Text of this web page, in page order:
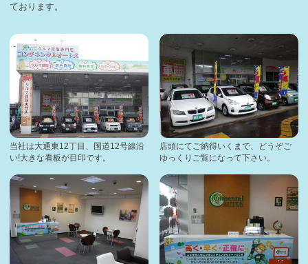
2026-02-22
2026-02-21
札幌市S様 マツダ CX-5査定・買取 ご成約誠にありがとう
ございまし …
2026-02-20
札幌市I様 トヨタ オーリス査定・買取 ご成約誠にありが
とうございまし …
2026-02-18
毎週木曜日は定休日となります。
札幌市T様 VW ゴルフR査定・買取 ご成約誠にありがとう
ございました …
2026-02-17
札幌市M様 トヨタ エスクァイア査定・買取 ご成約誠にあ
りがとうござい …
2026-02-15
ております。
当社は大通東12丁目、国道12号線沿
い!大きな看板が目印です。
店頭にてご納得いくまで、どうぞご
ゆっくりご覧になって下さい。